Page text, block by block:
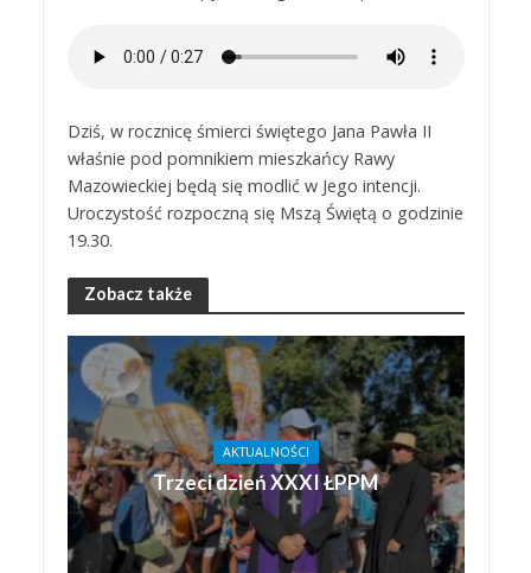
Dziś, w rocznicę śmierci świętego Jana Pawła II
właśnie pod pomnikiem mieszkańcy Rawy
Mazowieckiej będą się modlić w Jego intencji.
Uroczystość rozpoczną się Mszą Świętą o godzinie
19.30.
Zobacz także
AKTUALNOŚCI
Trzeci dzień XXXI ŁPPM